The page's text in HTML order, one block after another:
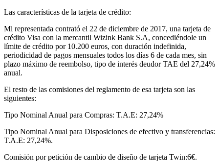
Las características de la tarjeta de crédito:
Mi representada contrató el 22 de diciembre de 2017, una tarjeta de
crédito Visa con la mercantil Wizink Bank S.A, concediéndole un
límite de crédito por 10.200 euros, con duración indefinida,
periodicidad de pagos mensuales todos los días 6 de cada mes, sin
plazo máximo de reembolso, tipo de interés deudor TAE del 27,24%
anual.
El resto de las comisiones del reglamento de esa tarjeta son las
siguientes:
Tipo Nominal Anual para Compras: T.A.E: 27,24%
Tipo Nominal Anual para Disposiciones de efectivo y transferencias:
T.A.E: 27,24%.
Comisión por petición de cambio de diseño de tarjeta Twin:6€.